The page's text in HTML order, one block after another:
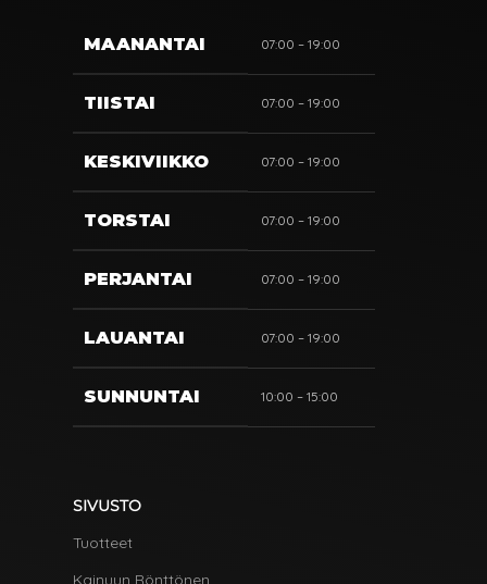
MAANANTAI 07:00 – 19:00
TIISTAI 07:00 – 19:00
KESKIVIIKKO 07:00 – 19:00
TORSTAI 07:00 – 19:00
PERJANTAI 07:00 – 19:00
LAUANTAI 07:00 – 19:00
SUNNUNTAI 10:00 – 15:00
SIVUSTO
Tuotteet
Kainuun Rönttönen